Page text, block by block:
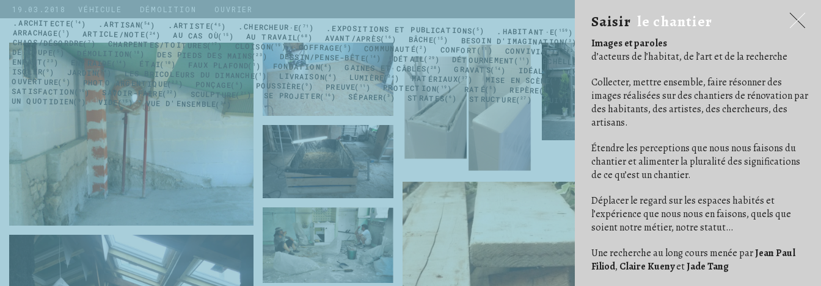
19.03.2018 VÉHICULE DÉMOLITION
OUVRIER
À PROPOS
.ARCHITECTE 14 .ARTISAN 54 .ARTISTE 45 .CHERCHEUR·E 71 .EXPOSITIONS ET PUBLICATIONS 5 .HABITANT·E 159
ARRACHAGE 1 ARTICLE/NOTE 24 AU CAS OÙ 15 AU TRAVAIL 68 AVANT/APRÈS 16 BÂCHE 15 BESOIN D'IMAGINATION 3 ÇA AVANCE ! 16
CHAOS/DÉSORDRE 7 CHARPENTES/TOITURES 17 CLOISON 19 COFFRAGE 5 COMMUNAUTÉ 2 CONFORT 11 CONVIVIALITÉ 21 COULEUR 4 DE COMPAGNIE
DÉ/COUPE DÉMOLITION 18 DES PIEDS DES MAINS 23 DESSIN/PENSE-BÊTE 14 DÉTAIL 29 DÉTOURNEMENT 11 ÉCHELLE/ESCABEAU 26 EFFORT
ENFANT 23 ENTRAIDE 14 ÉTAI 10 FAUX PLAFOND 1 FONDATION 4 GAINES ET CÂBLES 28 GRAVATS 14 IDÉAL 1 IM/PERMANENCE
ISOLER 9 JARDIN LES BRICOLEURS DU DIMANCHE 1 LIVRAISON 4 LUMIÈRE 24 MATÉRIAUX 37 MISE EN SCÈNE NETTOYER 3 ORDRE 11 OUTILS 41
OUVERTURE 6 PHOTO ARGENTIQUE 23 PONÇAGE 6 POUSSIÈRE 9 PREUVE 11 PROTECTION 19 RATÉ 5 REPÈRE RIEN NE SE PERD RITUEL
SATISFACTION 19 SAVOIR-FAIRE 32 SCULPTURE SE PROJETER 16 SÉPARER 3 STRATES 6 STRUCTURE 27 SUIVI DE CHANTIER 31 TRANSMISSION
UN QUOTIDIEN 9 VIDE 15 VUE D'ENSEMBLE 34
Saisir le chantier
Images et paroles
d’acteurs de l’habitat, de l’art et de la recherche
Collecter, mettre ensemble, faire résonner des
images réalisées sur des chantiers de rénovation par
des habitants, des artistes, des chercheurs, des
artisans.
Étendre les perceptions que nous nous faisons du
chantier et alimenter la pluralité des significations
de ce qu’est un chantier.
Déplacer le regard sur les espaces habités et
l’expérience que nous nous en faisons, quels que
soient notre métier, notre statut…
Une recherche au long cours menée parJean Paul
Filiod, Claire KuenyetJade Tang